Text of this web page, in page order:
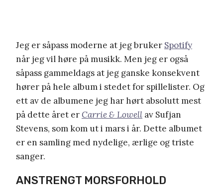
Jeg er såpass moderne at jeg bruker Spotify
når jeg vil høre på musikk. Men jeg er også
såpass gammeldags at jeg ganske konsekvent
hører på hele album i stedet for spillelister. Og
ett av de albumene jeg har hørt absolutt mest
på dette året erCarrie & Lowell av Sufjan
Stevens, som kom ut i mars i år. Dette albumet
er en samling med nydelige, ærlige og triste
sanger.
ANSTRENGT MORSFORHOLD